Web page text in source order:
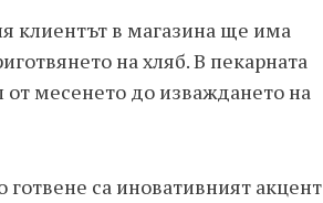
клиентът в магазина ще има
на хляб. В пекарната
месенето до изваждането на
са иновативният акцент